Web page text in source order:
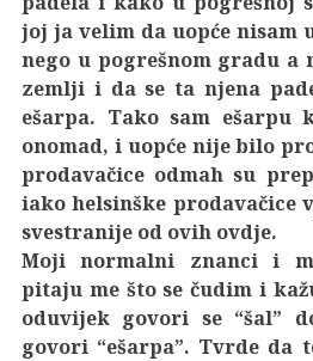
joj ja velim da uopće nisam
nego u pogrešnom gradu a
zemlji i da se ta njena
ešarpa. Tako sam ešarpu
onomad, i uopće nije bilo
prodavačice odmah su
iako helsinške prodavačice
svestranije od ovih ovdje.
Moji normalni znanci i
pitaju me što se čudim i
oduvijek govori se “šal”
govori “ešarpa”. Tvrde